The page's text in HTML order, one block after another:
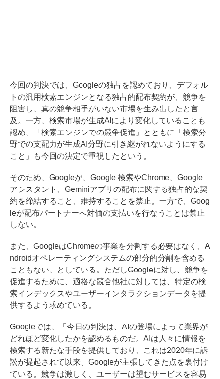
今回の判決では、Googleの独占を認めており、デフォル
トの汎用検索エンジンとなる独占的配布契約が、競争を
阻害し、真の競争相手がいない市場を生み出したと言
及。一方、検索市場が生成AIにより変化していることも
認め、「検索エンジンでの競争促進」とともに「検索分
野での支配力が生成AI分野に引き継がれないようにする
こと」も今回の決定で重視したという。
そのため、Googleが、Google 検索やChrome、Google
アシスタント、Geminiアプリの配布に関する独占的な契
約を締結すること、維持することを禁止。一方で、Goog
leが配布パートナーへ対価の支払いを行なうことは禁止
しない。
また、GoogleはChromeの事業を分割する必要はなく、A
ndroidオペレーティングシステムの部分的分割を含める
こともない、としている。ただしGoogleに対し、競争を
促進するために、適格な競合他社に対しては、特定の検
索インデックスやユーザーインタラクションデータを提
供するよう求めている。
Googleでは、「今日の判決は、AIの登場によって業界が
どれほど変化したかを認めるものだ。AIは人々に情報を
検索する新たな手段を提供しており、これは2020年に訴
訟が提起されて以来、Googleが主張してきた点を裏付け
ている。競争は激しく、ユーザーは望むサービスを容易